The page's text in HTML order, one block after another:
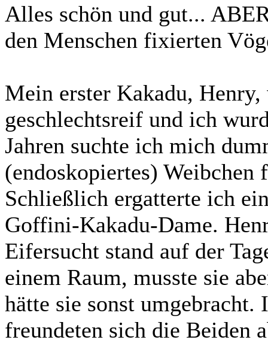
Alles schön und gut...
den Menschen fixierten
Mein erster Kakadu,
geschlechtsreif und ich
Jahren suchte ich mich
(endoskopiertes)
Schließlich ergatterte ich
Goffini-Kakadu-Dame.
Eifersucht stand auf der
einem Raum, musste sie
hätte sie sonst umgebracht.
freundeten sich die Beiden